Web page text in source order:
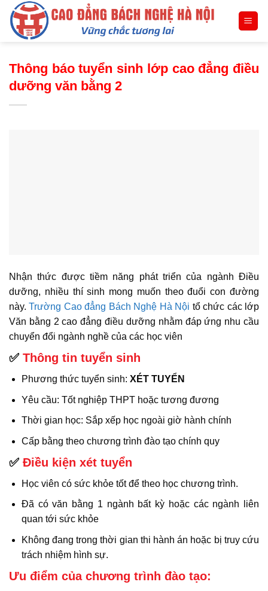
Skip
content
Thông báo tuyển sinh lớp cao đẳng điều
dưỡng văn bằng 2
Nhận thức được tiềm năng phát triển của ngành Điều
dưỡng, nhiều thí sinh mong muốn theo đuổi con đường
này.Trường Cao đẳng Bách Nghệ Hà Nội tổ chức các lớp
Văn bằng 2 cao đẳng điều dưỡng nhằm đáp ứng nhu cầu
chuyển đổi ngành nghề của các học viên
✅ Thông tin tuyển sinh
Phương thức tuyển sinh: XÉT TUYỂN
Yêu cầu: Tốt nghiệp THPT hoặc tương đương
Thời gian học: Sắp xếp học ngoài giờ hành chính
Cấp bằng theo chương trình đào tạo chính quy
✅ Điều kiện xét tuyển
Học viên có sức khỏe tốt để theo học chương trình.
Đã có văn bằng 1 ngành bất kỳ hoặc các ngành liên
quan tới sức khỏe
Không đang trong thời gian thi hành án hoặc bị truy cứu
trách nhiệm hình sự.
Ưu điểm của chương trình đào tạo: